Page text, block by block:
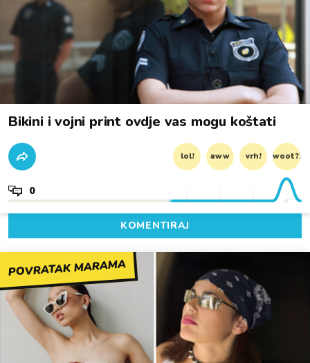
Bikini i vojni print ovdje vas mogu koštati
lol! aww vrh! woot?!
0
KOMENTIRAJ
POVRATAK MARAMA